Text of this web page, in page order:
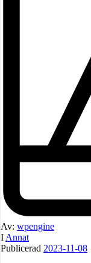
Av: wpengine
I Annat
Publicerad 2023-11-08